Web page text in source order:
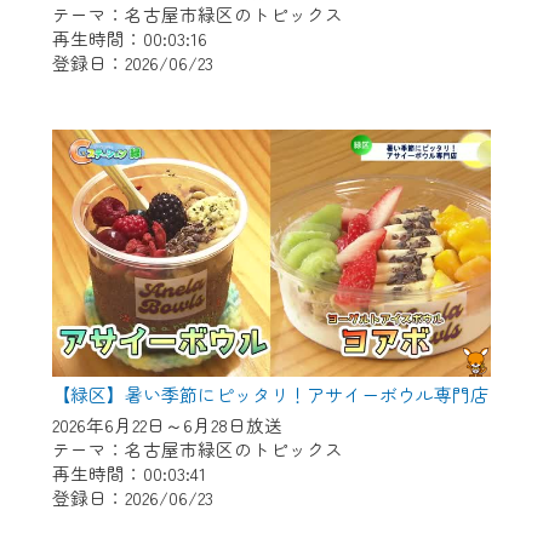
テーマ：名古屋市緑区のトピックス
再生時間：00:03:16
登録日：2026/06/23
【緑区】暑い季節にピッタリ！アサイーボウル専門店
2026年6月22日～6月28日放送
テーマ：名古屋市緑区のトピックス
再生時間：00:03:41
登録日：2026/06/23
ンテナンス作業を予定しています。
作業の間は、CCNetWebTVの画面が「メン
テナンス中」になり、ご利用いただけませ
ん。
ご不便をおかけいたしますが、ご了承の程
よろしくお願いいたします。